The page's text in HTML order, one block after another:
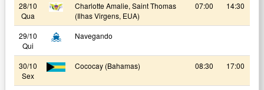
28/10
Qua
Charlotte Amalie, Saint Thomas
(Ilhas Virgens, EUA)
07:00 14:30
29/10
Qui
Navegando
30/10
Sex
Cococay (Bahamas) 08:30 17:00